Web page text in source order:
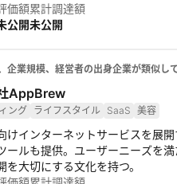
価額
公開
累計調達額
未公開
企業規模、経営者の出身企業が類似し
AppBrew
ング ライフスタイル SaaS 美容
けインターネットサービスを展
ールも提供。ユーザーニーズを
を大切にする文化を持つ。